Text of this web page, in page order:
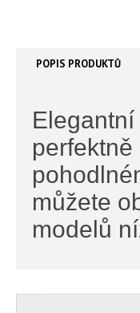
POPIS PRODUKTŮ
můžete
modelů